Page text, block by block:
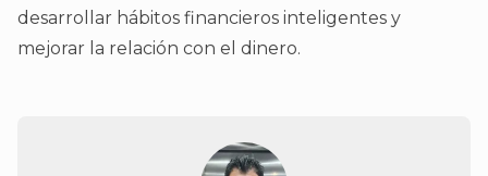
desarrollar hábitos financieros inteligentes y
mejorar la relación con el dinero.